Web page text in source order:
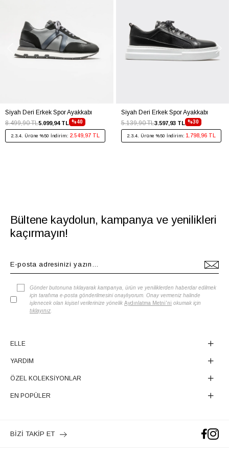
Siyah Deri Erkek Spor Ayakkabı
%40
5.099,94 TL
8.499,90 TL
2.3.4. Ürüne %50 İndirim: 2.549,97 TL
Siyah Deri Erkek Spor Ayakkabı
%30
3.597,93 TL
5.139,90 TL
2.3.4. Ürüne %50 İndirim: 1.798,96 TL
Bültene kaydolun, kampanya ve yenilikleri
kaçırmayın!
Gönder butonuna tıklayarak kampanya, ürün ve yeniliklerden haberdar edilmek
için tarafıma e-posta gönderilmesini onaylıyorum. Onay vermeniz halinde
işlenecek olan kişisel verilerinize yönelik Aydınlatma Metni'ni okumak için
tıklayınız
ELLE
YARDIM
ÖZEL KOLEKSİYONLAR
EN POPÜLER
BİZİ TAKİP ET